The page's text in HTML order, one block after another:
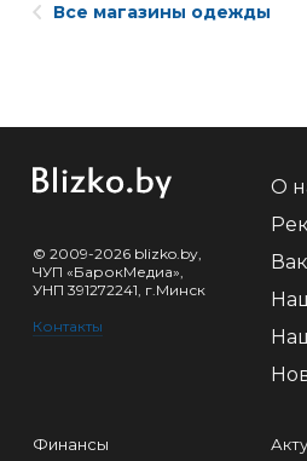
Все магазины одежды
© 2009-2026 blizko.by,
ЧУП «БарокМедиа»,
УНП 391272241, г.Минск
Контакты
О
Финансы